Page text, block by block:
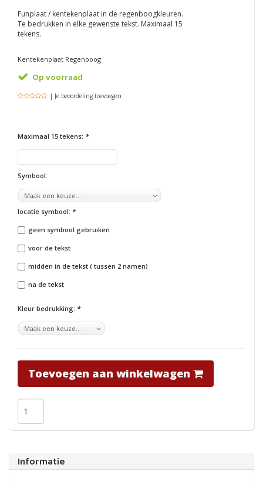
Funplaat / kentekenplaat in de regenboogkleuren.
Te bedrukken in elke gewenste tekst. Maximaal 15
tekens.
Kentekenplaat Regenboog
Op voorraad
| Je beoordeling toevoegen
Maximaal 15 tekens: *
Symbool:
locatie symbool: *
geen symbool gebruiken
voor de tekst
midden in de tekst ( tussen 2 namen)
na de tekst
Kleur bedrukking: *
Toevoegen aan winkelwagen
Informatie